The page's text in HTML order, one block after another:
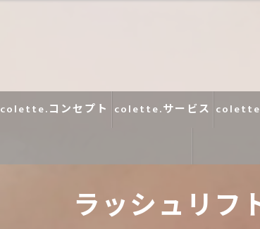
colette.コンセプト colette.サービス
コラム
ラッシュリフ